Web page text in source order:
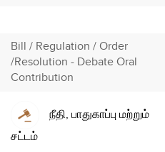
Bill / Regulation / Order
/Resolution - Debate Oral
Contribution
நீதி, பாதுகாப்பு மற்றும்
சட்டம்